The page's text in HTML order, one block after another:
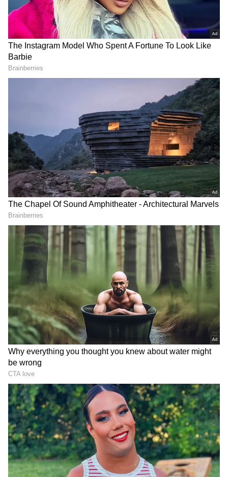
வனத்துறையினர் ஈடுபட்டு வருகின்றனர்.
டிஎன்ஃபிஎல் கிரிக்கெட்:
திண்டுக்கல் டிராகன்ஸை வீழ்த்தி
நெல்லை ராயல் கிங்ஸ் அபார
வெற்றி!
சேப்பாக் சூப்பர் கில்லீஸ்
அணியை வீழ்த்தி ஐடிரீம்
திருப்பூர் தமிழன்ஸ் அபார
வெற்றி!